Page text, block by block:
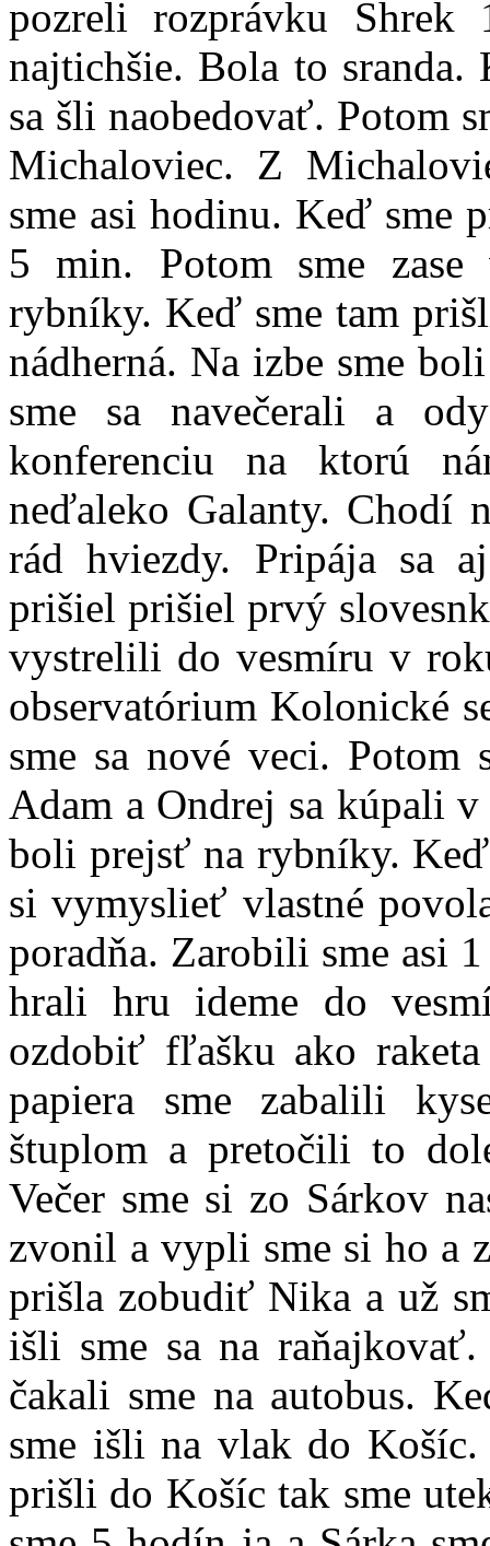
pozreli rozprávku
najtichšie. Bola to
sa šli naobedovať. Potom
Michaloviec. Z
sme asi hodinu. Keď sme
5 min. Potom sme zase
rybníky. Keď sme tam
nádherná. Na izbe sme
sme sa navečerali a
konferenciu na ktorú
neďaleko Galanty. Chodí
rád hviezdy. Pripája sa
prišiel prišiel prvý
vystrelili do vesmíru v
observatórium Kolonické
sme sa nové veci. Potom
Adam a Ondrej sa kúpali v
boli prejsť na rybníky.
si vymyslieť vlastné
poradňa. Zarobili sme asi
hrali hru ideme do
ozdobiť fľašku ako
papiera sme zabalili
štuplom a pretočili to
Večer sme si zo Sárkov
zvonil a vypli sme si ho a
prišla zobudiť Nika a už
išli sme sa na
čakali sme na autobus.
sme išli na vlak do
prišli do Košíc tak sme